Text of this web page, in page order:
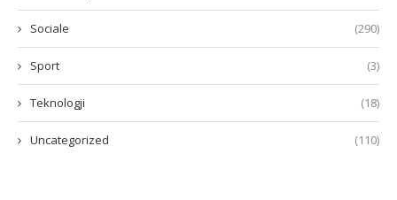
Sociale (290)
Sport (3)
Teknologji (18)
Uncategorized (110)